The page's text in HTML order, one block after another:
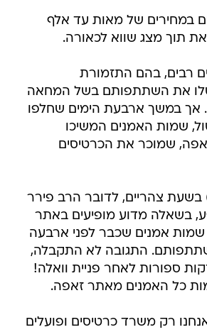
במחירים של מאות עד אלף
תוך מצג שווא לכאורה.
רבים, בהם התזמורת
את השתתפותם בשל המחאה
אך במשך ארבעת הימים שחלפו
שמות האמנים המשיכו
שמוכר את הכרטיסים
בשעת צהריים, לדובר הרב פירר
בשאלה מדוע מופיעים באתר
שמות אמנים שכבר לפני ארבעה
התגובה לא התקבלה,
ספורות לאחר פניית וואלה!
כל האמנים מאתר זאפה.
רק משרד כרטיסים ופועלים